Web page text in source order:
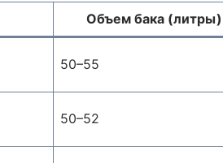
Объем бака (литры)
50–55
50–52